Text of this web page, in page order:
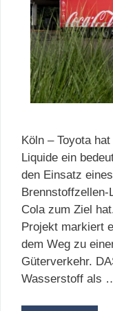
Köln – Toyota
Liquide ein
den Einsatz
Cola zum Ziel
Projekt markiert
dem Weg zu
Güterverkehr.
Wasserstoff als